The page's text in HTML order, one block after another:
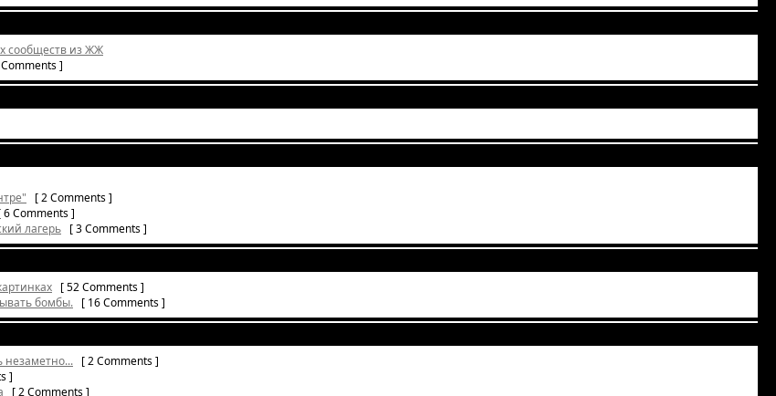
сообществ из ЖЖ
]
[ 2 Comments ]
6 Comments ]
лагерь [ 3 Comments ]
[ 52 Comments ]
бомбы. [ 16 Comments ]
незаметно... [ 2 Comments ]
]
[ 2 Comments ]